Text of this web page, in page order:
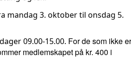
mandag 3. oktober til onsdag 5.
09.00-15.00. For de som ikke er
medlemskapet på kr. 400 i